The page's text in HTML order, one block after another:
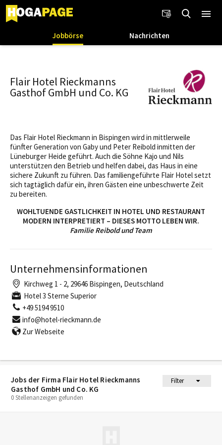
Jobbörse Nachrichten
Jobs der Firma Flair Hotel Rieckmanns
Gasthof GmbH und Co. KG
Filter
0 Stellenanzeigen gefunden
Flair Hotel Rieckmanns
Gasthof GmbH und Co. KG
Das Flair Hotel Rieckmann in Bispingen wird in mittlerweile
fünfter Generation von Gaby und Peter Reibold inmitten der
Lüneburger Heide geführt. Auch die Söhne Kajo und Nils
unterstützen den Betrieb und helfen dabei, das Haus in eine
sichere Zukunft zu führen. Das familiengeführte Flair Hotel setzt
sich tagtäglich dafür ein, ihren Gästen eine unbeschwerte Zeit
zu bereiten.
WOHLTUENDE GASTLICHKEIT IN HOTEL UND RESTAURANT
MODERN INTERPRETIERT – DIESES MOTTO LEBEN WIR.
Familie Reibold und Team
Unternehmensinformationen
Kirchweg 1 - 2, 29646 Bispingen, Deutschland
Hotel 3 Sterne Superior
+49 5194 9510
info@hotel-rieckmann.de
Zur Webseite